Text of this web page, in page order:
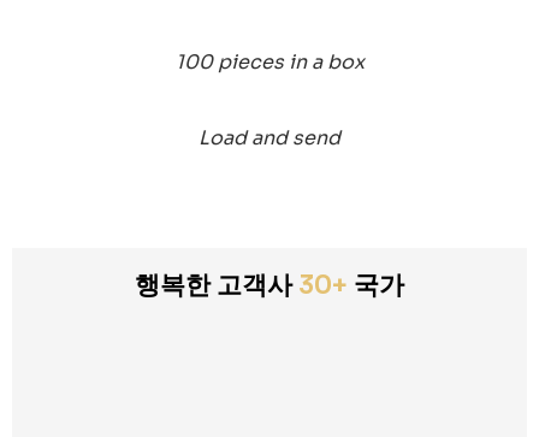
100 pieces in a box
Load and send
행복한 고객사30+ 국가